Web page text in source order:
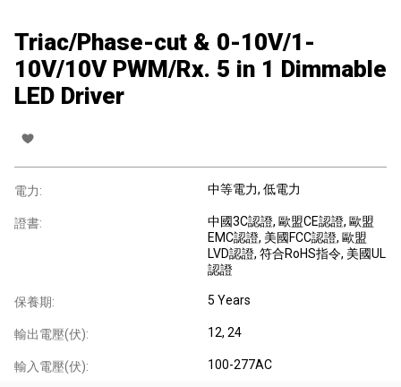
Triac/Phase-cut & 0-10V/1-
10V/10V PWM/Rx. 5 in 1 Dimmable
LED Driver
電力: 中等電力, 低電力
證書: 中國3C認證, 歐盟CE認證, 歐盟
EMC認證, 美國FCC認證, 歐盟
LVD認證, 符合RoHS指令, 美國UL
認證
保養期: 5 Years
輸出電壓(伏): 12, 24
輸入電壓(伏): 100-277AC